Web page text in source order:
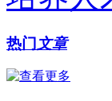
热门文章